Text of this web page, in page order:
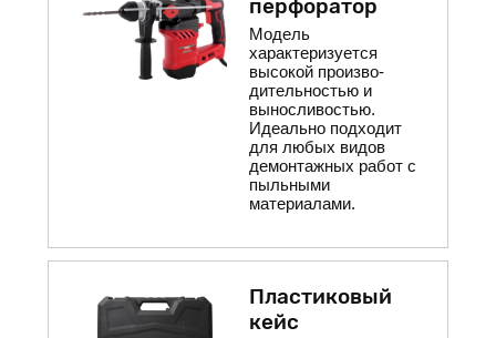
перфоратор
Модель
характеризуется
высокой произво-
дительностью и
выносливостью.
Идеально подходит
для любых видов
демонтажных работ с
пыльными
материалами.
Пластиковый
кейс